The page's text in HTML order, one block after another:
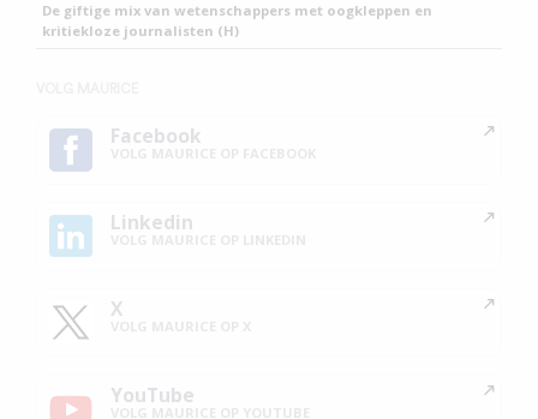
De giftige mix van wetenschappers met oogkleppen en
kritiekloze journalisten (H)
Facebook
Linkedin
X
YouTube